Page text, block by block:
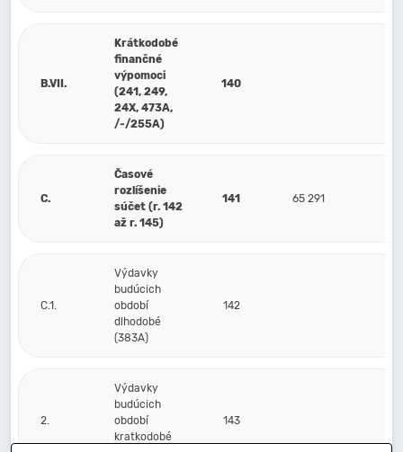
B.VII.
Krátkodobé
finančné
výpomoci
(241, 249,
24X, 473A,
/-/255A)
140
C.
Časové
rozlíšenie
súčet (r. 142
až r. 145)
141 65 291
C.1.
Výdavky
budúcich
období
dlhodobé
(383A)
142
2.
Výdavky
budúcich
období
kratkodobé
143